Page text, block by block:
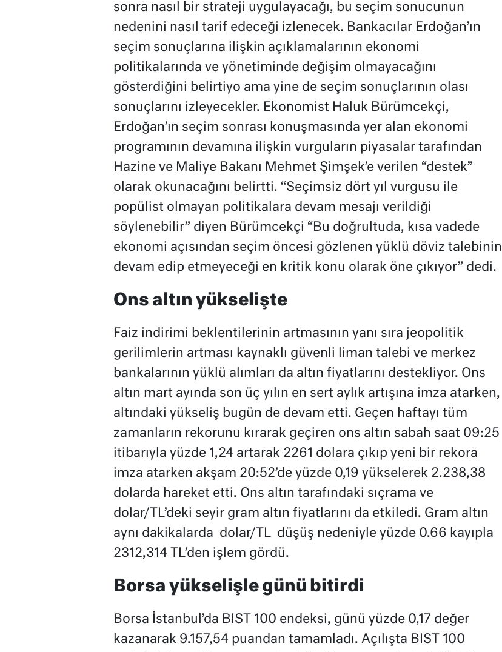
sonra nasıl bir strateji uygulayacağı, bu seçim sonucunun
nedenini nasıl tarif edeceği izlenecek. Bankacılar Erdoğan’ın
seçim sonuçlarına ilişkin açıklamalarının ekonomi
politikalarında ve yönetiminde değişim olmayacağını
gösterdiğini belirtiyo ama yine de seçim sonuçlarının olası
sonuçlarını izleyecekler. Ekonomist Haluk Bürümcekçi,
Erdoğan’ın seçim sonrası konuşmasında yer alan ekonomi
programının devamına ilişkin vurguların piyasalar tarafından
Hazine ve Maliye Bakanı Mehmet Şimşek’e verilen “destek”
olarak okunacağını belirtti. “Seçimsiz dört yıl vurgusu ile
popülist olmayan politikalara devam mesajı verildiği
söylenebilir” diyen Bürümcekçi “Bu doğrultuda, kısa vadede
ekonomi açısından seçim öncesi gözlenen yüklü döviz talebinin
devam edip etmeyeceği en kritik konu olarak öne çıkıyor” dedi.
Ons altın yükselişte
Faiz indirimi beklentilerinin artmasının yanı sıra jeopolitik
gerilimlerin artması kaynaklı güvenli liman talebi ve merkez
bankalarının yüklü alımları da altın fiyatlarını destekliyor. Ons
altın mart ayında son üç yılın en sert aylık artışına imza atarken,
altındaki yükseliş bugün de devam etti. Geçen haftayı tüm
zamanların rekorunu kırarak geçiren ons altın sabah saat 09:25
itibarıyla yüzde 1,24 artarak 2261 dolara çıkıp yeni bir rekora
imza atarken akşam 20:52’de yüzde 0,19 yükselerek 2.238,38
dolarda hareket etti. Ons altın tarafındaki sıçrama ve
dolar/TL’deki seyir gram altın fiyatlarını da etkiledi. Gram altın
aynı dakikalarda dolar/TL düşüş nedeniyle yüzde 0.66 kayıpla
2312,314 TL’den işlem gördü.
Borsa yükselişle günü bitirdi
Borsa İstanbul’da BIST 100 endeksi, günü yüzde 0,17 değer
kazanarak 9.157,54 puandan tamamladı. Açılışta BIST 100